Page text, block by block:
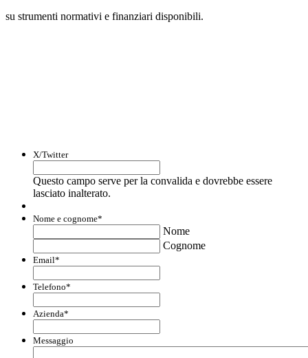
su strumenti normativi e finanziari disponibili.
X/Twitter
Questo campo serve per la convalida e dovrebbe essere
lasciato inalterato.
Nome e cognome*
Nome
Cognome
Email*
Telefono*
Azienda*
Messaggio